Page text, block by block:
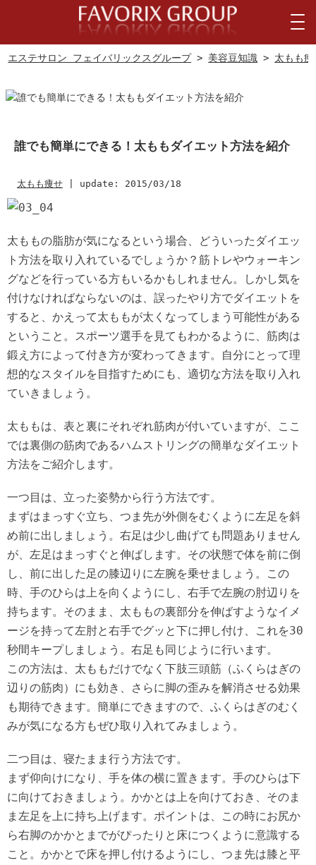
エステサロン フェイバリックスグループ> 美容豆知識 > 太もも痩
誰でも簡単にできる！太ももダイエット方法を紹介
太もも痩せ update: 2015/03/18
太ももの脂肪が気になるという場合、どういったダイエッ
ト方法を取り入れているでしょうか？筋トレやウォーキン
グなどを行っている方もいるかもしれません。しかし気を
付けなければならないのは、誤ったやり方でダイエットを
すると、かえって太ももが太くなってしまう可能性がある
ということ。スポーツ選手を見てもわかるように、筋肉は
鍛え方によって付き方が変わってきます。自分にとって理
想的なスタイルを目指すためにも、適切な方法を取り入れ
ていきましょう。
太ももは、表と裏にそれぞれ筋肉が付いていますが、ここ
では裏側の筋肉であるハムストリングの簡単なダイエット
方法をご紹介します。
一つ目は、立った姿勢から行う方法です。
まずはまっすぐ立ち、つま先が外側をむくように左足を斜
め前に出しましょう。右足は少し曲げても問題ありません
が、左足はまっすぐと伸ばします。その状態で体を前に倒
し、前に出した足の膝辺りに左腕を乗せましょう。この
時、手のひらは上を向くようにし、右手で左腕の肘辺りを
持ちます。そのまま、太ももの裏部分を伸ばすようなイメ
ージを持って左肘と右手でグッと下に押し付け、これを30
秒間キープしましょう。右足も同じように行います。
この方法は、太ももだけでなく下肢三頭筋（ふくらはぎの
辺りの筋肉）にも効き、さらに脚の歪みを解消させる効果
も期待できます。簡単にできますので、ふくらはぎのむく
みが気になる方もぜひ取り入れてみましょう。
二つ目は、寝たまま行う方法です。
まず仰向けになり、手を体の横に置きます。手のひらは下
に向けておきましょう。かかとは上を向けておき、そのま
ま左足を上に持ち上げます。ポイントは、この時にお尻か
ら右脚のかかとまでがぴったりと床につくように意識する
こと。かかとで床を押し付けるようにし、つま先は膝と平